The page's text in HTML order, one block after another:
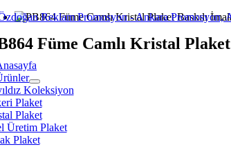
Skip
content
Koleksiyon
Plaket
Plaket
Üretim Plaket
Plaket
Füme Camlı Kristal Plaket